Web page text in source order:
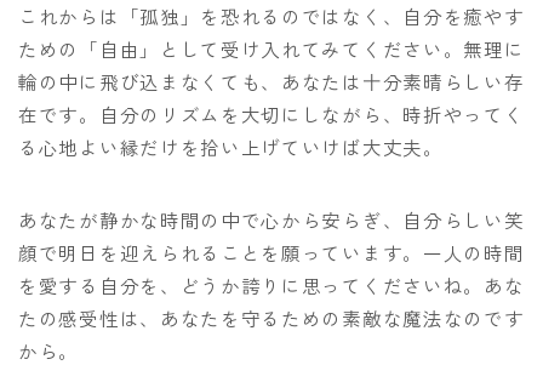
これからは「孤独」を恐れるのではなく、自分を癒やす
ための「自由」として受け入れてみてください。無理に
輪の中に飛び込まなくても、あなたは十分素晴らしい存
在です。自分のリズムを大切にしながら、時折やってく
る心地よい縁だけを拾い上げていけば大丈夫。
あなたが静かな時間の中で心から安らぎ、自分らしい笑
顔で明日を迎えられることを願っています。一人の時間
を愛する自分を、どうか誇りに思ってくださいね。あな
たの感受性は、あなたを守るための素敵な魔法なのです
から。